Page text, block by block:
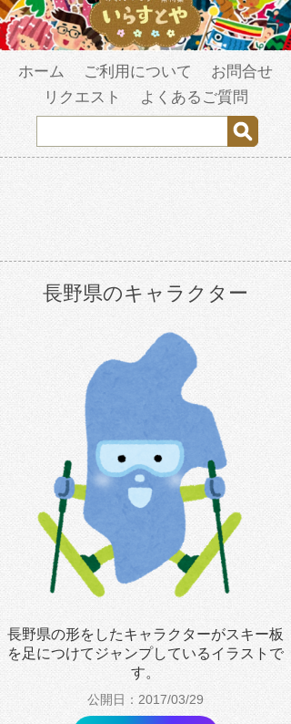
ホーム ご利用について
お問合せ
リクエスト
よくあるご質問
長野県のキャラクター
長野県の形をしたキャラクターがスキー板
を足につけてジャンプしているイラストで
す。
公開日：2017/03/29